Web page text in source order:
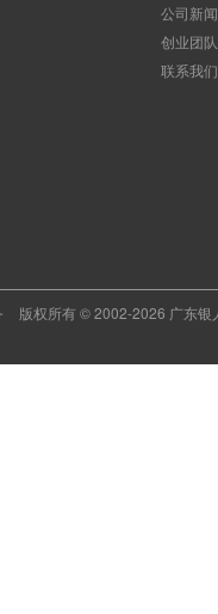
公司新
创业团队
联系我们
版权所有 © 2002-2026 广东银